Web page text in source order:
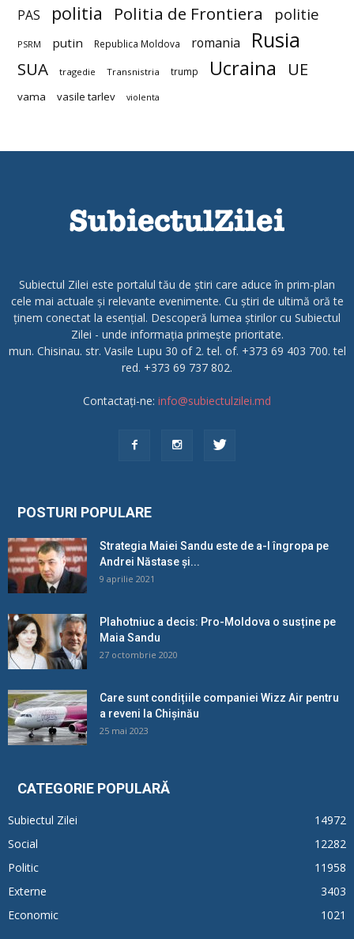
PAS politia Politia de Frontiera politie
PSRM putin Republica Moldova romania Rusia
SUA tragedie Transnistria trump Ucraina UE
vama vasile tarlev violenta
Subiectul Zilei este portalul tău de știri care aduce în prim-plan
cele mai actuale și relevante evenimente. Cu știri de ultimă oră te
ținem conectat la esențial. Descoperă lumea știrilor cu Subiectul
Zilei - unde informația primește prioritate.
mun. Chisinau. str. Vasile Lupu 30 of 2. tel. of. +373 69 403 700. tel
red. +373 69 737 802.
Contactați-ne: info@subiectulzilei.md
POSTURI POPULARE
Strategia Maiei Sandu este de a-l îngropa pe
Andrei Năstase și...
9 aprilie 2021
Plahotniuc a decis: Pro-Moldova o susține pe
Maia Sandu
27 octombrie 2020
Care sunt condițiile companiei Wizz Air pentru
a reveni la Chișinău
25 mai 2023
CATEGORIE POPULARĂ
Subiectul Zilei
14972
Social
12282
Politic
11958
Externe
3403
Economic
1021